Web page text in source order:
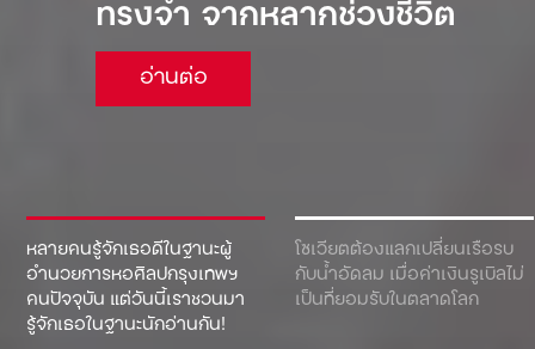
หลายคนรู้จักเธอดีในฐานะผู้
อำนวยการหอศิลปกรุงเทพฯ
คนปัจจุบัน แต่วันนี้เราชวนมา
รู้จักเธอในฐานะนักอ่านกัน!
โซเวียตต้องแลกเปลี่ยนเรือรบ
กับน้ำอัดลม เมื่อค่าเงินรูเบิลไม่
เป็นที่ยอมรับในตลาดโลก
ทรงจำ จากหลากช่วงชีวิต
อ่านต่อ